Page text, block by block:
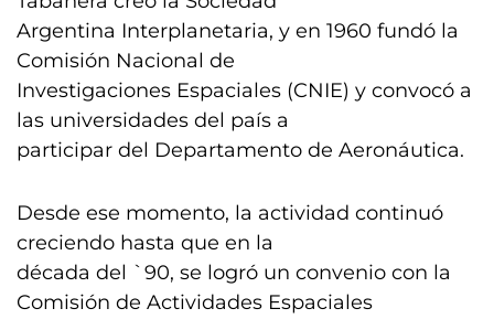
Argentina Interplanetaria, y en 1960 fundó la
Comisión Nacional de
Investigaciones Espaciales (CNIE) y convocó a
las universidades del país a
participar del Departamento de Aeronáutica.
Desde ese momento, la actividad continuó
creciendo hasta que en la
década del `90, se logró un convenio con la
Comisión de Actividades Espaciales